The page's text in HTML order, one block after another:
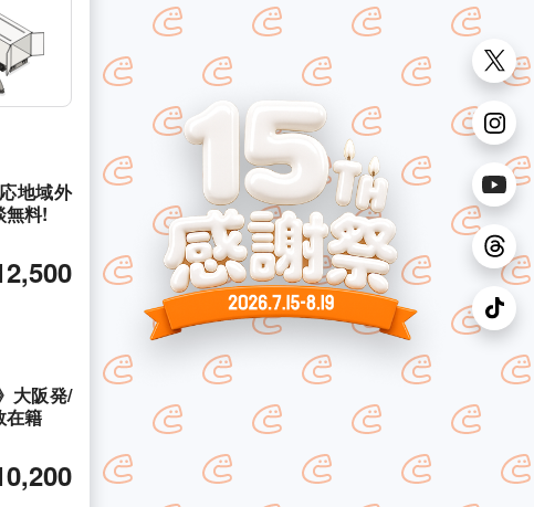
地域外
無料!
大阪発/
在籍